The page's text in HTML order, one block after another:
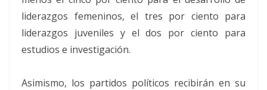
liderazgos femeninos, el tres por ciento para
liderazgos juveniles y el dos por ciento para
estudios e investigación.
Asimismo, los partidos políticos recibirán en su